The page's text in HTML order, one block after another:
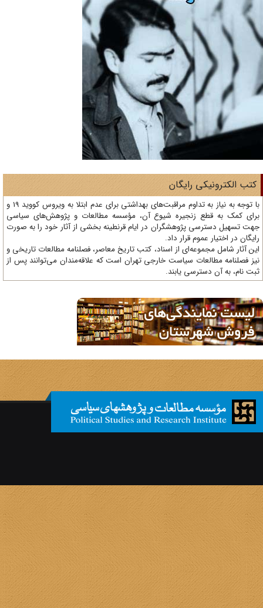
الکترونیکی رایگان
با توجه به نیاز به تداوم مراقبت‌های بهداشتی برای عدم ابتلا به ویروس کووید 19 و
کمک به قطع زنجیره شیوع آن، مؤسسه مطالعات و پژوهش‌های سیاسی
تسهیل دسترسی پژوهشگران در ایام قرنطینه بخشی از آثار خود را به صورت
در اختیار عموم قرار داد.
آثار شامل مجموعه‌ای از اسناد، کتب تاریخ معاصر، فصلنامه‌ مطالعات تاریخی و
فصلنامه مطالعات سیاست خارجی تهران است که علاقه‌مندان می‌توانند پس از
نام، به آن دسترسی یابند.